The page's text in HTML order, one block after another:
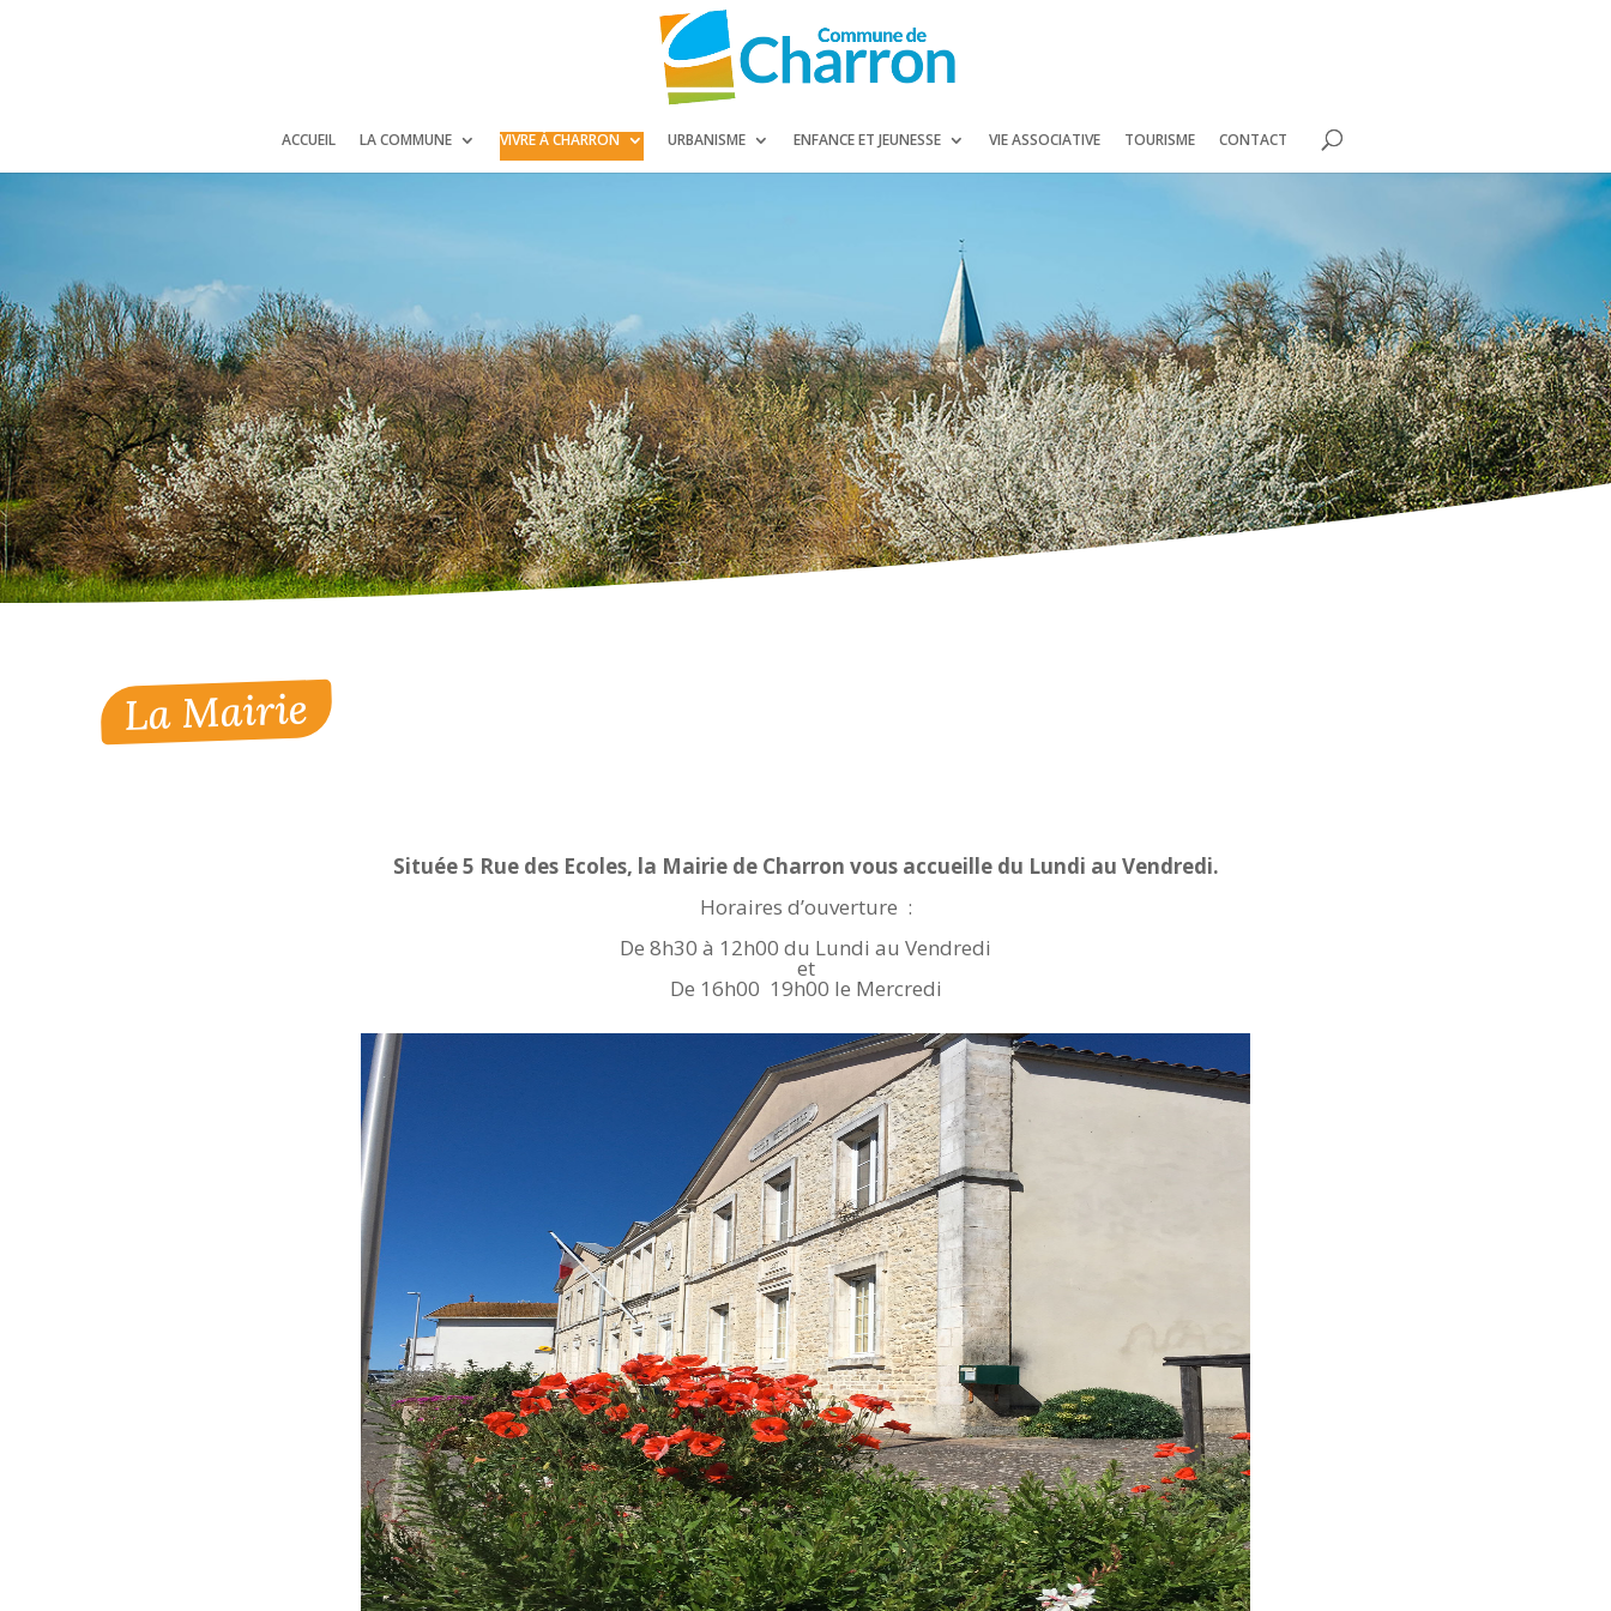
ACCUEIL LA COMMUNE VIVRE À CHARRON URBANISME ENFANCE ET JEUNESSE VIE ASSOCIATIVE TOURISME CONTACT
La Mairie
Située 5 Rue des Ecoles, la Mairie de Charron vous accueille du Lundi au Vendredi.
Horaires d’ouverture :
De 8h30 à 12h00 du Lundi au Vendredi
et
De 16h00 19h00 le Mercredi